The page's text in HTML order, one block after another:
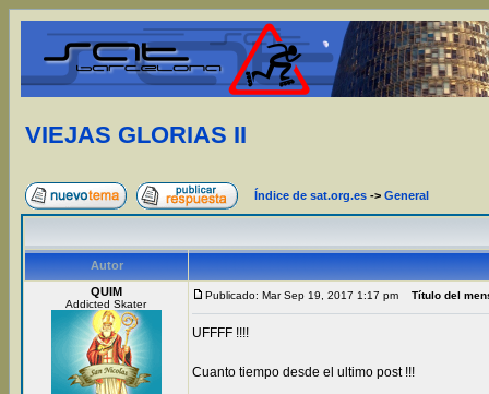
VIEJAS GLORIAS II
Índice de sat.org.es -> General
Autor
QUIM
Addicted Skater
Publicado: Mar Sep 19, 2017 1:17 pm Título del
UFFFF !!!!
Cuanto tiempo desde el ultimo post !!!